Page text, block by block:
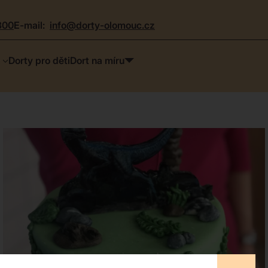
e-mail: info@dorty-olomouc.cz
Dorty pro dětiDort na míru